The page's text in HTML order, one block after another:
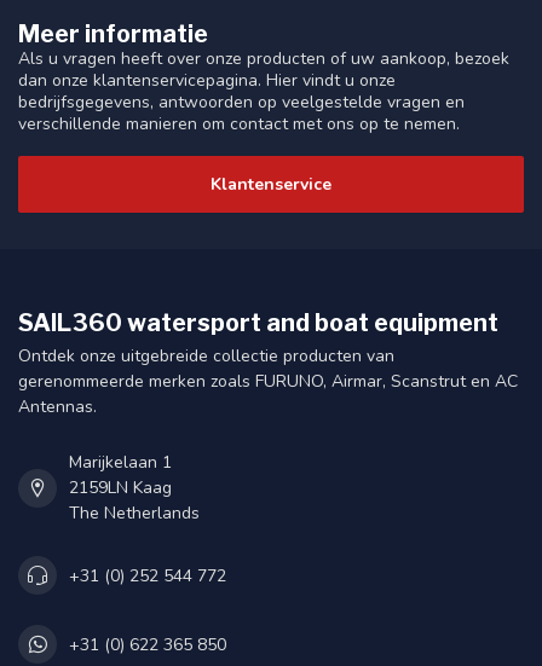
Meer informatie
Als u vragen heeft over onze producten of uw aankoop, bezoek
dan onze klantenservicepagina. Hier vindt u onze
bedrijfsgegevens, antwoorden op veelgestelde vragen en
verschillende manieren om contact met ons op te nemen.
Klantenservice
SAIL360 watersport and boat equipment
Ontdek onze uitgebreide collectie producten van
gerenommeerde merken zoals FURUNO, Airmar, Scanstrut en AC
Antennas.
Marijkelaan 1
2159LN Kaag
The Netherlands
+31 (0) 252 544 772
+31 (0) 622 365 850